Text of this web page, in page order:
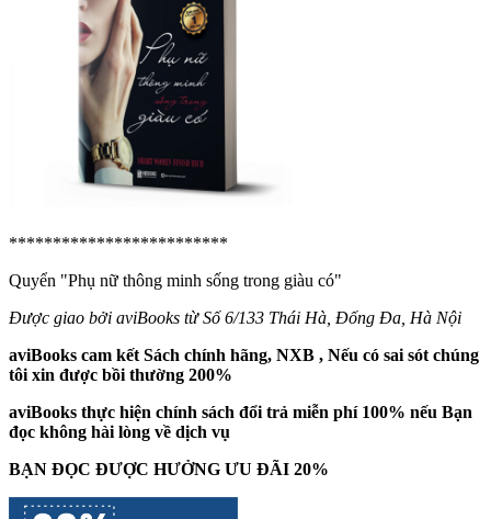
*************************
Quyển "Phụ nữ thông minh sống trong giàu có"
Được giao bởi aviBooks từ Số 6/133 Thái Hà, Đống Đa, Hà Nội
aviBooks cam kết Sách chính hãng, NXB , Nếu có sai sót chúng
tôi xin được bồi thường 200%
aviBooks thực hiện chính sách đổi trả miễn phí 100% nếu Bạn
đọc không hài lòng về dịch vụ
BẠN ĐỌC ĐƯỢC HƯỞNG ƯU ĐÃI 20%